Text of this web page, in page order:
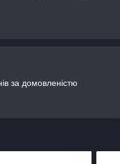
за домовленістю